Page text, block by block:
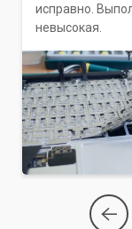
исправно.
невысокая.